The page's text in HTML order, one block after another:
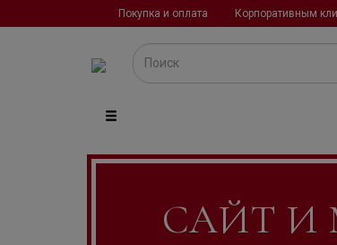
Покупка и оплата Корпоративным
САЙТ И